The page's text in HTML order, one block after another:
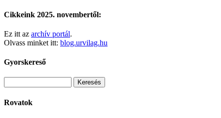
Cikkeink 2025. novembertől:
Ez itt az archív portál.
Olvass minket itt: blog.urvilag.hu
Gyorskereső
Rovatok